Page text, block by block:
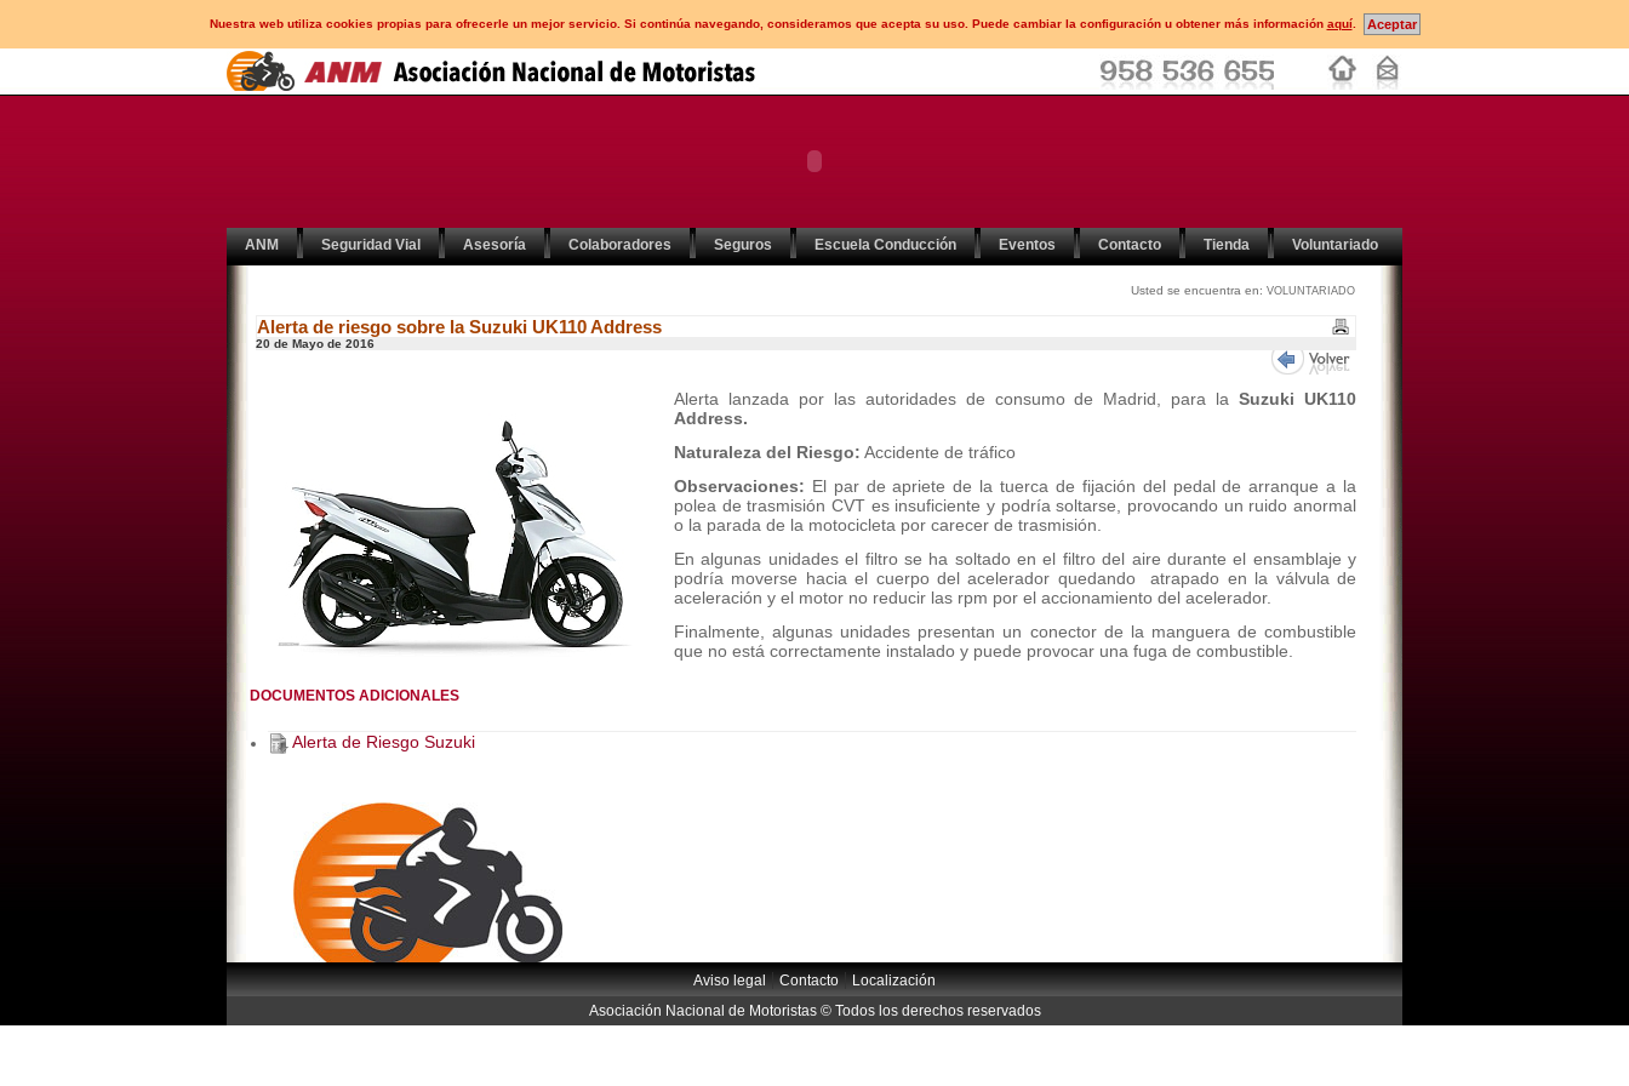
Nuestra web utiliza cookies propias para ofrecerle un mejor servicio. Si continúa navegando, consideramos que acepta su uso. Puede cambiar la configuración u obtener más información aquí.
ANM Seguridad Vial Asesoría Colaboradores Seguros Escuela Conducción Eventos Contacto Tienda Voluntariado
Usted se encuentra en: VOLUNTARIADO
Alerta de riesgo sobre la Suzuki UK110 Address
20 de Mayo de 2016
Alerta lanzada por las autoridades de consumo de Madrid, para laSuzuki UK110
Address.
Naturaleza del Riesgo: Accidente de tráfico
Observaciones: El par de apriete de la tuerca de fijación del pedal de arranque a la
polea de trasmisión CVT es insuficiente y podría soltarse, provocando un ruido anormal
o la parada de la motocicleta por carecer de trasmisión.
En algunas unidades el filtro se ha soltado en el filtro del aire durante el ensamblaje y
podría moverse hacia el cuerpo del acelerador quedando atrapado en la válvula de
aceleración y el motor no reducir las rpm por el accionamiento del acelerador.
Finalmente, algunas unidades presentan un conector de la manguera de combustible
que no está correctamente instalado y puede provocar una fuga de combustible.
DOCUMENTOS ADICIONALES
Alerta de Riesgo Suzuki
Aviso legal|Contacto|Localización
Asociación Nacional de Motoristas © Todos los derechos reservados